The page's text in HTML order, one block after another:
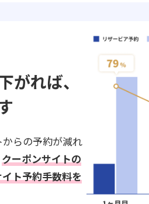
がれば、
らの予約が減れ
クーポンサイトの
ト予約手数料を